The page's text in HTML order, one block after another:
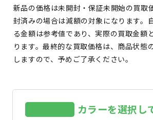
新品の価格は未開封・保証未開始の買取
封済みの場合は減額の対象になります。
る金額は参考値であり、実際の買取金額
ります。最終的な買取価格は、商品状態
しますので、予めご了承ください。
カラーを選択し